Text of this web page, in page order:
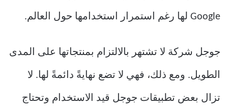
Google لها رغم استمرار استخدامها حول العالم.
جوجل شركة لا تشتهر بالالتزام بمنتجاتها على المدى
الطويل. ومع ذلك، فهي لا تضع نهايةً دائمةً لها. لا
تزال بعض تطبيقات جوجل قيد الاستخدام وتحتاج